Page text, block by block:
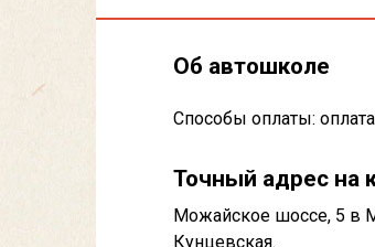
Об автошколе
Способы оплаты:
Точный адрес на
Можайское шоссе, 5 в
Кунцевская.